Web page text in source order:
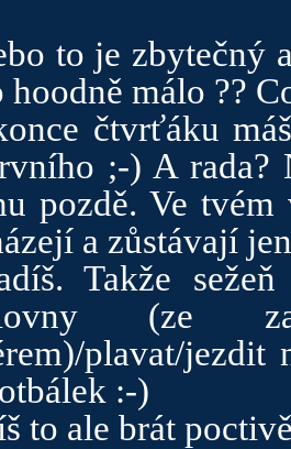
to je zbytečný
hoodně málo ??
čtvrťáku
;-) A
pozdě. Ve
a zůstávají
Takže
(ze
plavat/jezdit
:-)
to ale brát